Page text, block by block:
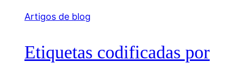
Artigos de blog
Etiquetas codificadas por